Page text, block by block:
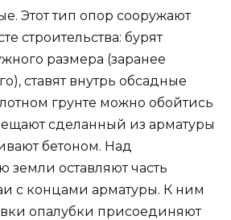
Этот тип опор сооружают
строительства: бурят
размера (заранее
ставят внутрь обсадные
грунте можно обойтись
сделанный из арматуры
бетоном. Над
земли оставляют часть
с концами арматуры. К ним
опалубки присоединяют